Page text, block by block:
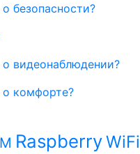
безопасности?
видеонаблюдении?
комфорте?
RaspberryWiFi